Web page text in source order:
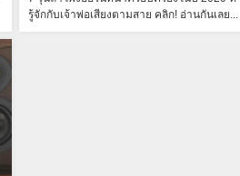
รู้จักกับเจ้าพ่อเสียงตามสาย คลิก! อ่านกันเลย...